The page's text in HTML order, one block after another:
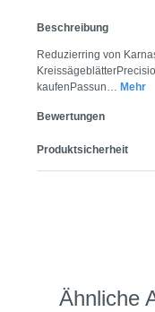
Beschreibung
Reduzierring von
kaufenPassun… Mehr
Bewertungen
Produktsicherheit
Produktgalerie
Ähnliche